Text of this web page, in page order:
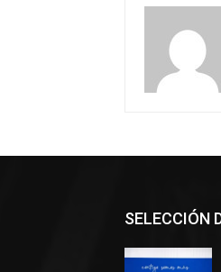
SELECCIÓN